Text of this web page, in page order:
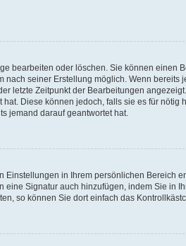
bearbeiten oder löschen. Sie können einen
seiner Erstellung möglich. Wenn bereits
letzte Zeitpunkt der Bearbeitungen
Diese können jedoch, falls sie es für
jemand darauf geantwortet hat.
in Ihrem persönlichen Bereich
Signatur auch hinzufügen, indem Sie in
so können Sie dort einfach das